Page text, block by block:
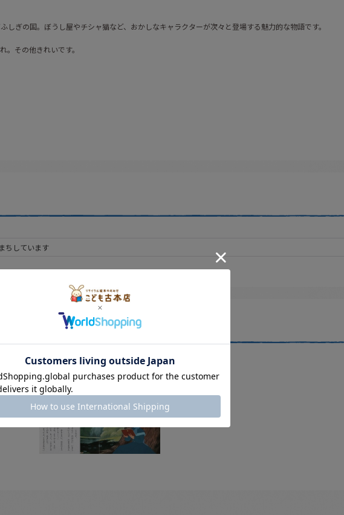
ぎの国。ぼうし屋やチシャ猫など、おかしなキャラクターが次々と登場する魅力的な物語です。
。その他きれいです。
ちしています